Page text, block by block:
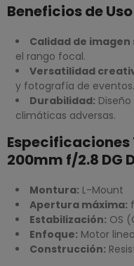
Beneficios de Uso
Calidad de
el rango focal.
Versatilidad
y fotografía de eventos.
Durabilidad:
climáticas adversas.
200mm f/2.8 DG
Montura: L-Mount
Apertura máxima:
Estabilización: OS
Enfoque: Motor
Construcción: